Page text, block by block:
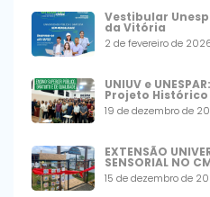
Vestibular
da Vitória
2 de fevereiro de
UNIUV e
Projeto Histórico
19 de dezembro de
EXTENSÃO
SENSORIAL NO
15 de dezembro de